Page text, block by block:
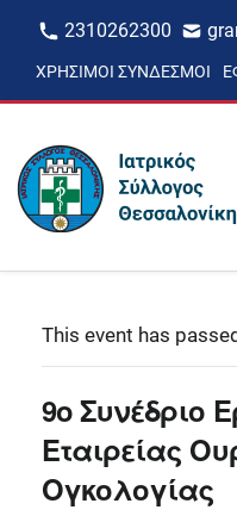
2310262300
ΧΡΉΣΙΜΟΙ ΣΎΝΔΕΣΜΟΙ
This event has
9ο Συνέδριο
Εταιρείας
Ογκολογίας